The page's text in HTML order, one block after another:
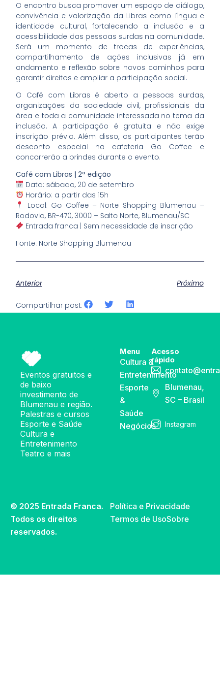
O encontro busca promover um espaço de diálogo,
convivência e valorização da Libras como língua e
identidade cultural, fortalecendo a inclusão e a
acessibilidade das pessoas surdas na comunidade.
Será um momento de trocas de experiências,
compartilhamento de ações inclusivas já em
andamento e reflexão sobre novos caminhos para
garantir direitos e ampliar a participação social.
O Café com Libras é aberto a pessoas surdas,
organizações da sociedade civil, profissionais da
área e toda a comunidade interessada no tema da
inclusão. A participação é gratuita e não exige
inscrição prévia. Além disso, os participantes terão
desconto especial na cafeteria Go Coffee e
concorrerão a brindes durante o evento.
Café com Libras | 2ª edição
Data: sábado, 20 de setembro
Horário: a partir das 15h
Local: Go Coffee – Norte Shopping Blumenau –
Rodovia, BR-470, 3000 – Salto Norte, Blumenau/SC
Entrada franca | Sem necessidade de inscrição
Fonte: Norte Shopping Blumenau
Anterior Próximo
Compartilhar post:
Eventos gratuitos e
de baixo
investimento de
Blumenau e região.
Palestras e cursos
Esporte e Saúde
Cultura e
Entretenimento
Teatro e mais
Menu
Cultura &
Entretenimento
Esporte
&
Saúde
Negócios
Acesso
rápido
Blumenau,
SC – Brasil
Instagram
© 2025 Entrada Franca.
Todos os direitos
reservados.
Política e Privacidade
Termos de UsoSobre